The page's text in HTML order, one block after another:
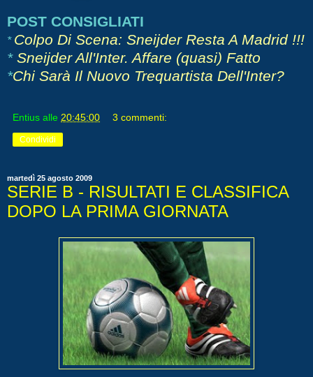
POST CONSIGLIATI
* Colpo Di Scena: Sneijder Resta A Madrid !!!
* Sneijder All'Inter. Affare (quasi) Fatto
*Chi Sarà Il Nuovo Trequartista Dell'Inter?
Entius alle 20:45:00 3 commenti:
Condividi
martedì 25 agosto 2009
SERIE B - RISULTATI E CLASSIFICA
DOPO LA PRIMA GIORNATA